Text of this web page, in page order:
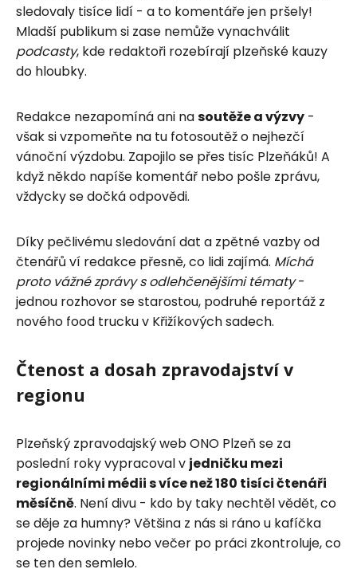
sledovaly tisíce lidí - a to komentáře jen pršely!
Mladší publikum si zase nemůže vynachválit
podcasty, kde redaktoři rozebírají plzeňské kauzy
do hloubky.
Redakce nezapomíná ani nasoutěže a výzvy -
však si vzpomeňte na tu fotosoutěž o nejhezčí
vánoční výzdobu. Zapojilo se přes tisíc Plzeňáků! A
když někdo napíše komentář nebo pošle zprávu,
vždycky se dočká odpovědi.
Díky pečlivému sledování dat a zpětné vazby od
čtenářů ví redakce přesně, co lidi zajímá. Míchá
proto vážné zprávy s odlehčenějšími tématy-
jednou rozhovor se starostou, podruhé reportáž z
nového food trucku v Křižíkových sadech.
Čtenost a dosah zpravodajství v
regionu
Plzeňský zpravodajský web ONO Plzeň se za
poslední roky vypracoval v jedničku mezi
regionálními médii s více než 180 tisíci čtenáři
měsíčně. Není divu - kdo by taky nechtěl vědět, co
se děje za humny? Většina z nás si ráno u kafíčka
projede novinky nebo večer po práci zkontroluje, co
se ten den semlelo.